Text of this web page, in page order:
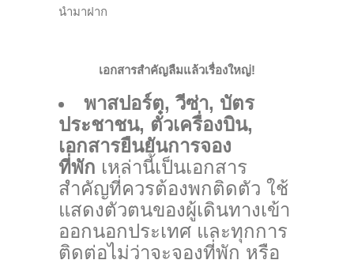
นำมาฝาก
เอกสารสำคัญลืมแล้วเรื่องใหญ่!
พาสปอร์ต, วีซ่า, บัตร
ประชาชน, ตั๋วเครื่องบิน,
เอกสารยืนยันการจอง
ที่พัก เหล่านี้เป็นเอกสาร
สำคัญที่ควรต้องพกติดตัว ใช้
แสดงตัวตนของผู้เดินทางเข้า
ออกนอกประเทศ และทุกการ
ติดต่อไม่ว่าจะจองที่พัก หรือ